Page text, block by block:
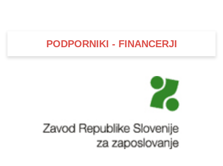
PODPORNIKI - FINANCERJI